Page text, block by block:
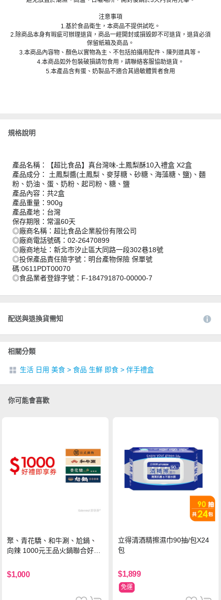
注意事項
1.基於食品衛生，本商品不提供試吃。
2.除商品本身有瑕疵可辦理退貨，商品一經開封或損毀即不可退貨，退貨必須
保留紙箱及商品。
3.本商品內容物、顏色以實物為主、不包括拍攝用配件、陳列道具等。
4.本商品如外包裝破損請勿食用，請聯絡客服協助退貨。
5.本產品含有蛋、奶製品不適合其過敏體質者食用
規格說明
產品名稱：【超比食品】真台灣味-土鳳梨酥10入禮盒 X2盒
產品成分： 土鳳梨醬(土鳳梨、麥芽糖、砂糖、海藻糖、鹽)、麵
粉、奶油、蛋、奶粉、起司粉、糖、鹽
產品內容：共2盒
產品重量：900g
產品產地：台灣
保存期限：常溫60天
◎廠商名稱：超比食品企業股份有限公司
◎廠商電話號碼：02-26470899
◎廠商地址：新北市汐止區大同路一段302巷18號
◎投保產品責任險字號：明台產物保險 保單號
碼:0611PDT00070
◎食品業者登錄字號：F-184791870-00000-7
配送與退換貨需知
相關分類
生活 日用 美食 > 食品 生鮮 即食 > 伴手禮盒
你可能會喜歡
聚、青花驕、和牛涮、尬鍋、
向辣 1000元王品火鍋聯合好禮
$1,000
立得清酒精擦濕巾90抽/包X24
包
$1,899
免運